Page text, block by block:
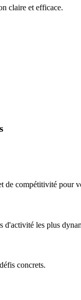
claire et efficace.
compétitivité pour
d'activité les plus
concrets.